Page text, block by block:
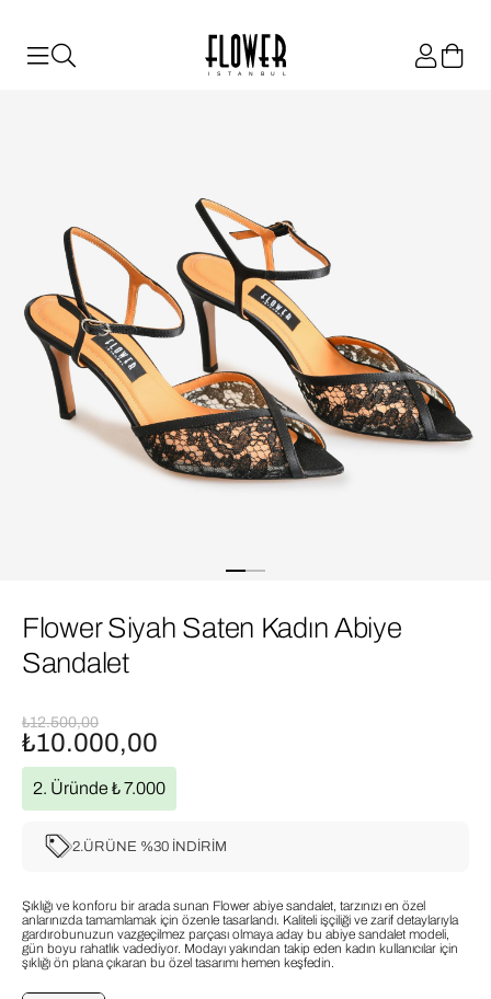
ISTANBUL
Flower Siyah Saten Kadın Abiye
Sandalet
₺12.500,00
₺10.000,00
2.ÜRÜNE %30 İNDİRİM
2. Üründe ₺ 7.000
Şıklığı ve konforu bir arada sunan Flower abiye sandalet, tarzınızı en özel
anlarınızda tamamlamak için özenle tasarlandı. Kaliteli işçiliği ve zarif detaylarıyla
gardırobunuzun vazgeçilmez parçası olmaya aday bu abiye sandalet modeli,
gün boyu rahatlık vadediyor. Modayı yakından takip eden kadın kullanıcılar için
şıklığı ön plana çıkaran bu özel tasarımı hemen keşfedin.